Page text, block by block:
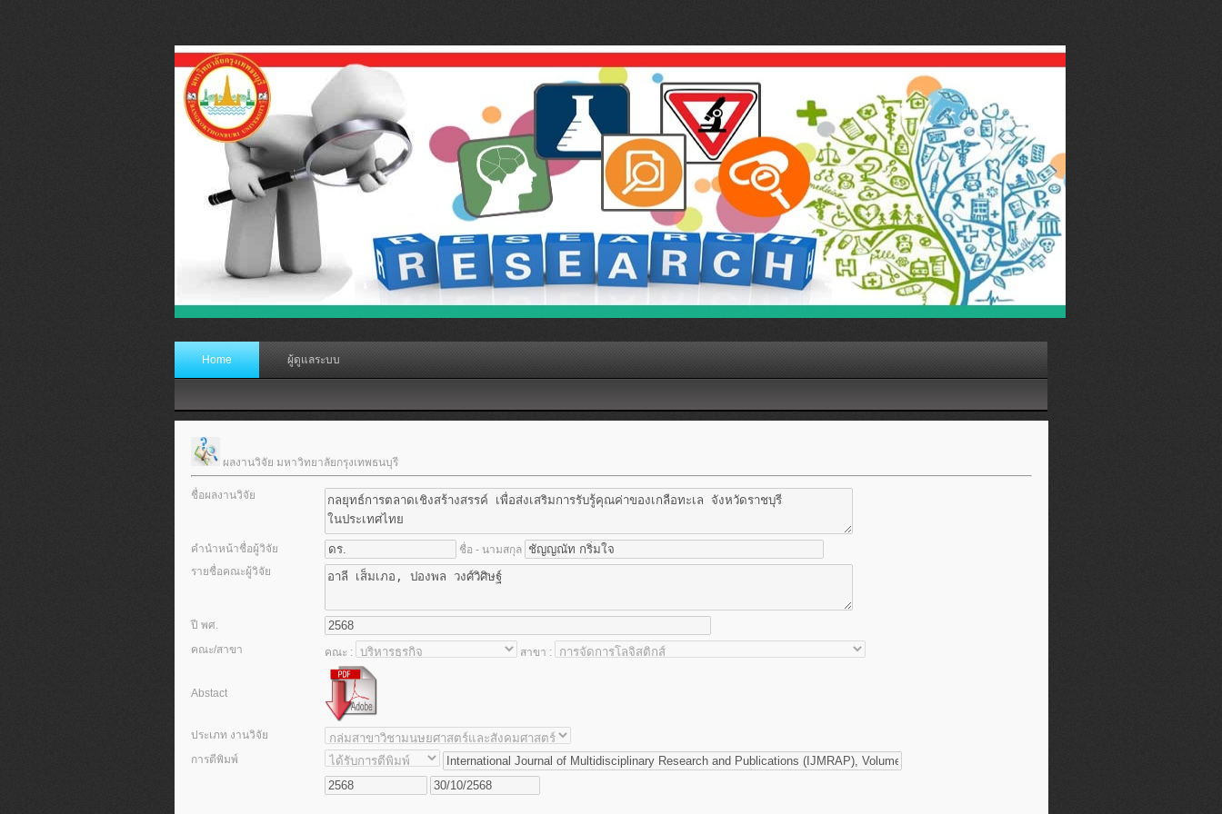
Home ผู้ดูแลระบบ
ผลงานวิจัย มหาวิทยาลัยกรุงเทพธนบุรี
ชื่อผลงานวิจัย
คำนำหน้าชื่อผู้วิจัย
ชื่อ - นามสกุล
รายชื่อคณะผู้วิจัย
ปี พศ.
คณะ/สาขา
คณะ : สาขา :
Abstact
ประเภท งานวิจัย
การตีพิมพ์